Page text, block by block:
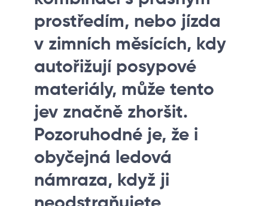
prostředím, nebo jízda
v zimních měsících, kdy
autořižují posypové
materiály, může tento
jev značně zhoršit.
Pozoruhodné je, že i
obyčejná ledová
námraza, když ji